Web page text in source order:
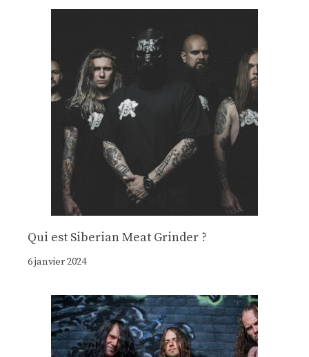
Qui est Siberian Meat Grinder ?
6 janvier 2024